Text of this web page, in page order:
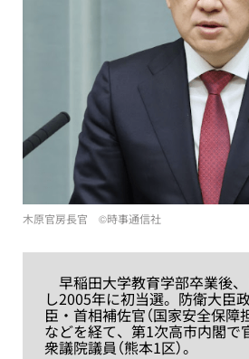
木原官房長官 ©︎時事通信社
早稲田大学教育学部卒業後
し2005年に初当選。防衛大臣
臣・首相補佐官（国家安全保障
などを経て、第1次高市内閣で
衆議院議員（熊本1区）。